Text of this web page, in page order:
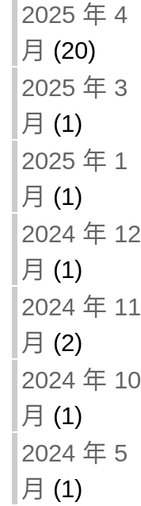
2025 年 4
月 (20)
2025 年 3
月 (1)
2025 年 1
月 (1)
2024 年 12
月 (1)
2024 年 11
月 (2)
2024 年 10
月 (1)
2024 年 5
月 (1)